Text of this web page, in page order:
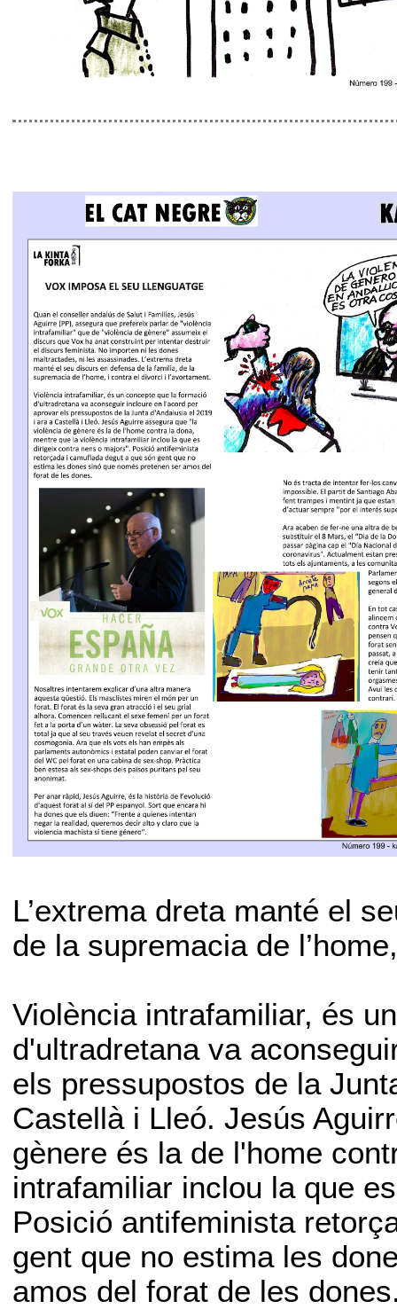
L’extrema dreta manté el
de la supremacia de
Violència intrafamiliar, és
d'ultradretana va
els pressupostos de la
Castellà i Lleó. Jesús
gènere és la de l'home
intrafamiliar inclou la que
Posició antifeminista
gent que no estima les
amos del forat de les